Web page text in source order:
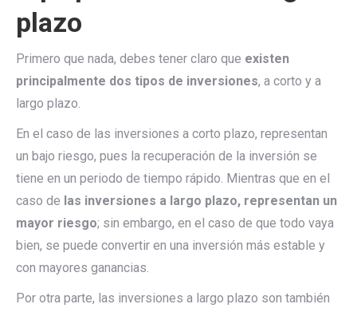
plazo
Primero que nada, debes tener claro que existen
principalmente dos tipos de inversiones, a corto y a
largo plazo.
En el caso de las inversiones a corto plazo, representan
un bajo riesgo, pues la recuperación de la inversión se
tiene en un periodo de tiempo rápido. Mientras que en el
caso de las inversiones a largo plazo, representan un
mayor riesgo; sin embargo, en el caso de que todo vaya
bien, se puede convertir en una inversión más estable y
con mayores ganancias.
Por otra parte, las inversiones a largo plazo son también